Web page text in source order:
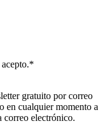
*
gratuito por correo
en cualquier momento a
correo electrónico.